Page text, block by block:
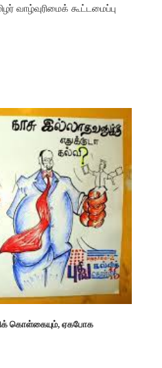
வாழ்வுரிமைக் கூட்டமைப்பு
கொள்கையும், ஏகபோக